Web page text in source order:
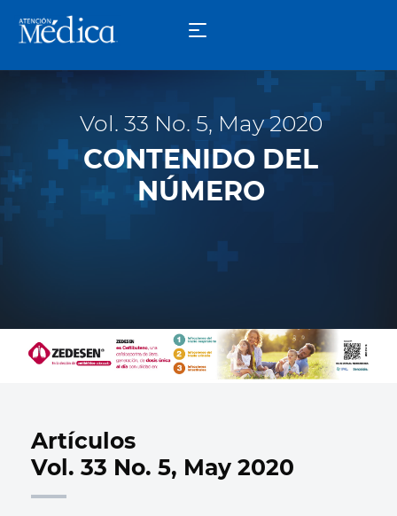
Vol. 33 No. 5, May 2020
CONTENIDO DEL
NÚMERO
Artículos
Vol. 33 No. 5, May 2020